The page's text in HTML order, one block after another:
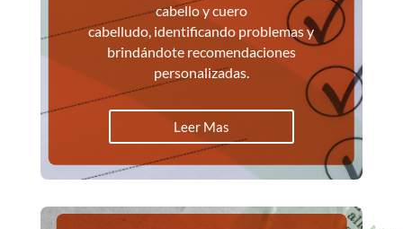
cabello y cuero
cabelludo, identificando problemas y
brindándote recomendaciones
personalizadas.
Leer Mas